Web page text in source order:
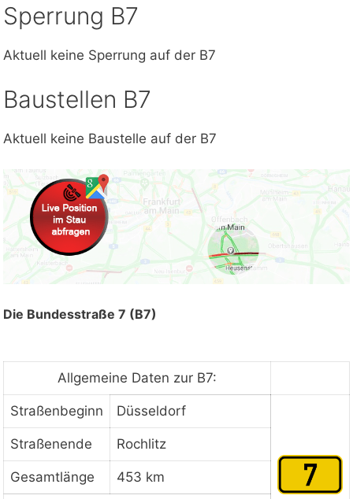
Sperrung B7
Aktuell keine Sperrung auf der B7
Baustellen B7
Aktuell keine Baustelle auf der B7
Die Bundesstraße 7 (B7)
Allgemeine Daten zur B7:
Straßenbeginn Düsseldorf
Straßenende Rochlitz
Gesamtlänge 453 km